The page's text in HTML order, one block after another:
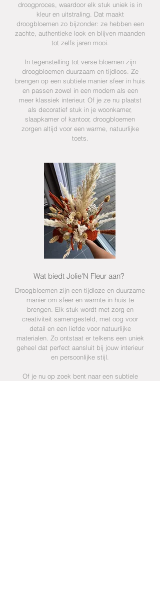
droogproces, waardoor elk stuk uniek is in
kleur en uitstraling. Dat maakt
droogbloemen zo bijzonder: ze hebben een
zachte, authentieke look en blijven maanden
tot zelfs jaren mooi.
In tegenstelling tot verse bloemen zijn
droogbloemen duurzaam en tijdloos. Ze
brengen op een subtiele manier sfeer in huis
en passen zowel in een modern als een
meer klassiek interieur. Of je ze nu plaatst
als decoratief stuk in je woonkamer,
slaapkamer of kantoor, droogbloemen
zorgen altijd voor een warme, natuurlijke
toets.
Wat biedt Jolie'N Fleur aan?
Droogbloemen zijn een tijdloze en duurzame
manier om sfeer en warmte in huis te
brengen. Elk stuk wordt met zorg en
creativiteit samengesteld, met oog voor
detail en een liefde voor natuurlijke
materialen. Zo ontstaat er telkens een uniek
geheel dat perfect aansluit bij jouw interieur
en persoonlijke stijl.
Of je nu op zoek bent naar een subtiele